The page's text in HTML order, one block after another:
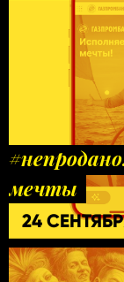
мечты
24